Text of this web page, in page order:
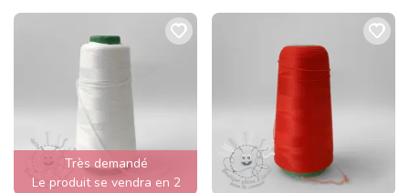
Très demandé
Le produit se vendra en 2